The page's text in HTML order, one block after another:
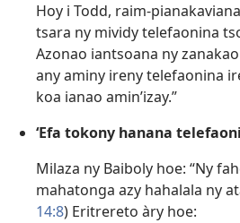
Hoy i Todd, raim-
tsara ny mividy telefaonina
Azonao iantsoana ny
any aminy ireny telefaonina
koa ianao amin’izay.”
‘Efa tokony hanana
Milaza ny Baiboly hoe: “Ny
mahatonga azy hahalala ny
14:8) Eritrereto àry hoe: